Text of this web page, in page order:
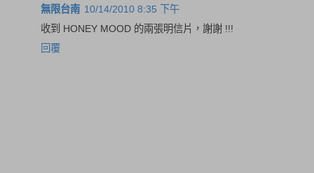
無限台南 10/14/2010 8:35 下午
收到 HONEY MOOD 的兩張明信片，謝謝 !!!
回覆